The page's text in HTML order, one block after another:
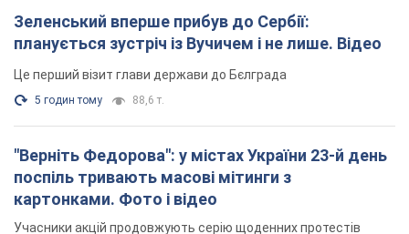
Зеленський вперше прибув до Сербії:
планується зустріч із Вучичем і не лише. Відео
Це перший візит глави держави до Бєлграда
5 годин тому 88,6 т.
"Верніть Федорова": у містах України 23-й день
поспіль тривають масові мітинги з
картонками. Фото і відео
Учасники акцій продовжують серію щоденних протестів